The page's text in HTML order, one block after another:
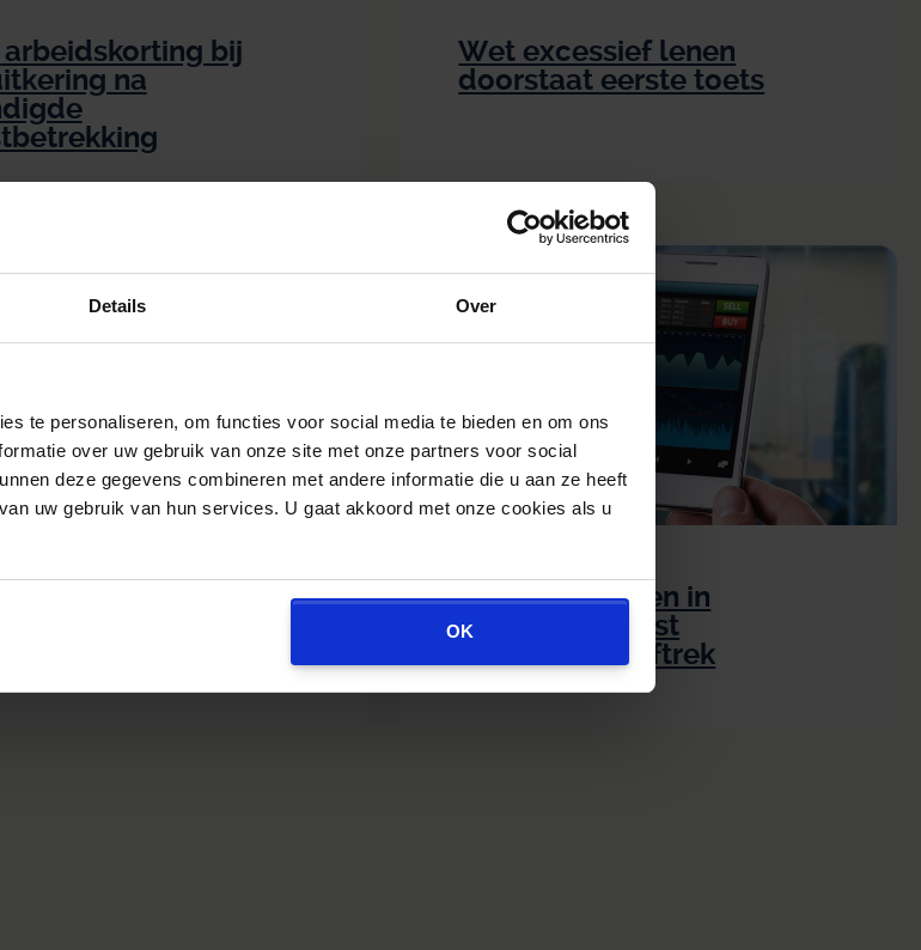
Details Over
te personaliseren, om functies voor social media te bieden en om ons
over uw gebruik van onze site met onze partners voor social
deze gegevens combineren met andere informatie die u aan ze heeft
uw gebruik van hun services. U gaat akkoord met onze cookies als u
OK
arbeidskorting bij
na
Wet excessief lenen
doorstaat eerste toets
biedt geen
Blind investeren in
handelsbot kost
ondernemer aftrek